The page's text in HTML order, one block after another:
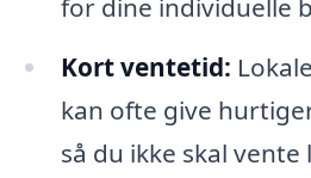
for dine individuelle
Kort ventetid:
kan ofte give
så du ikke skal